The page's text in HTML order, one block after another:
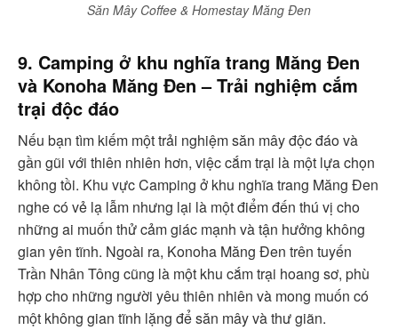
Săn Mây Coffee & Homestay Măng Đen
9. Camping ở khu nghĩa trang Măng Đen
và Konoha Măng Đen – Trải nghiệm cắm
trại độc đáo
Nếu bạn tìm kiếm một trải nghiệm săn mây độc đáo và
gần gũi với thiên nhiên hơn, việc cắm trại là một lựa chọn
không tồi. Khu vực Camping ở khu nghĩa trang Măng Đen
nghe có vẻ lạ lẫm nhưng lại là một điểm đến thú vị cho
những ai muốn thử cảm giác mạnh và tận hưởng không
gian yên tĩnh. Ngoài ra, Konoha Măng Đen trên tuyến
Trần Nhân Tông cũng là một khu cắm trại hoang sơ, phù
hợp cho những người yêu thiên nhiên và mong muốn có
một không gian tĩnh lặng để săn mây và thư giãn.